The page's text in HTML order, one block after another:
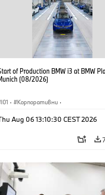
of Production BMW i3 at BMW
(08/2026)
I01 · Корпоративни ·
Локации
Aug 06 13:10:30 CEST 2026